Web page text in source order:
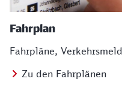
Fahrplan
Fahrpläne,
Zu den Fahrplänen